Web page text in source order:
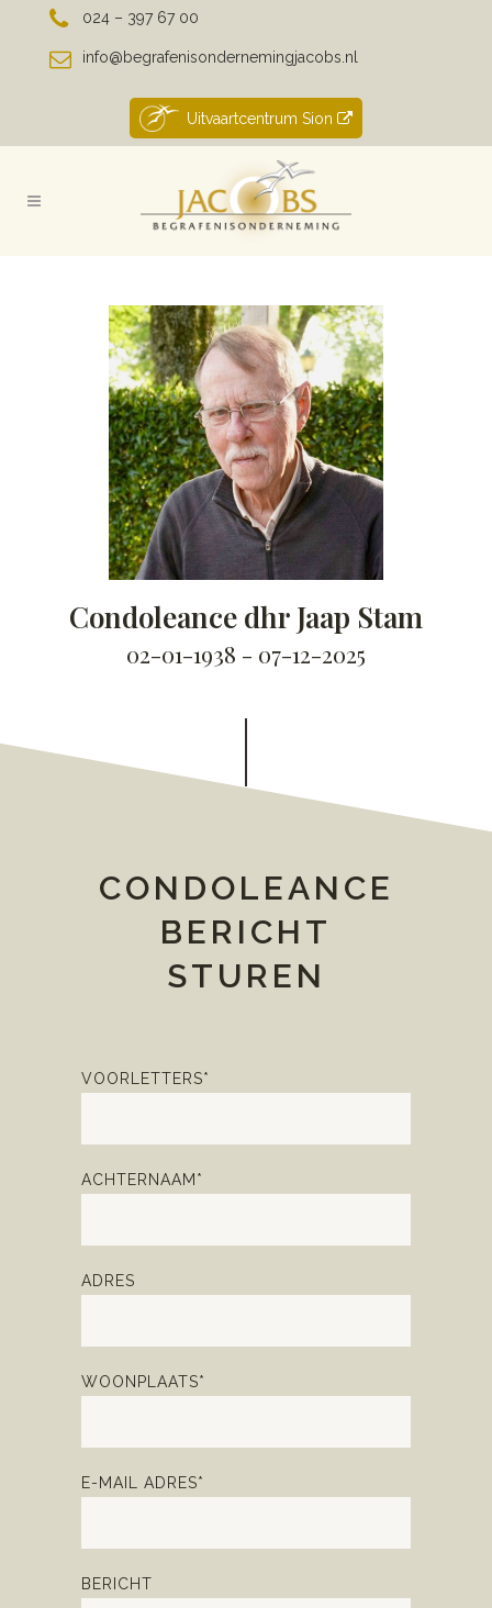
024 – 397 67 00
info@begrafenisondernemingjacobs.nl
Uitvaartcentrum Sion
Condoleance dhr Jaap Stam
02-01-1938 - 07-12-2025
CONDOLEANCE
BERICHT
STUREN
VOORLETTERS*
ACHTERNAAM*
ADRES
WOONPLAATS*
E-MAIL ADRES*
BERICHT